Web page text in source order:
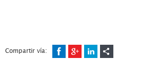
Compartir vía: